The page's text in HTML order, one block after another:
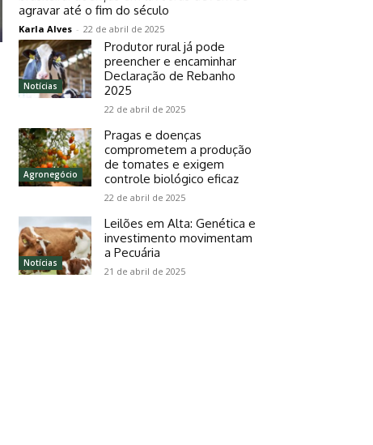
agravar até o fim do século
Karla Alves - 22 de abril de 2025
Notícias
Produtor rural já pode
preencher e encaminhar
Declaração de Rebanho
2025
22 de abril de 2025
Agronegócio
Pragas e doenças
comprometem a produção
de tomates e exigem
controle biológico eficaz
22 de abril de 2025
Notícias
Leilões em Alta: Genética e
investimento movimentam
a Pecuária
21 de abril de 2025